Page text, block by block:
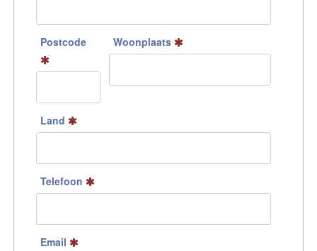
Postcode Woonplaats
Land
Telefoon
Email